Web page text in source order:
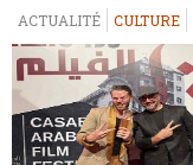
ACTUALITÉ CULTURE